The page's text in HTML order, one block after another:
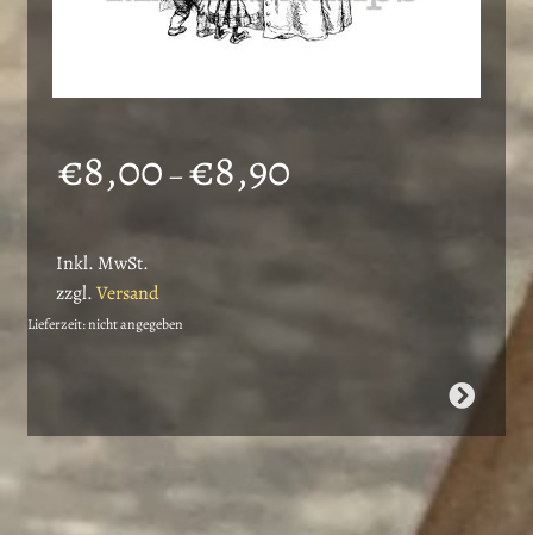
€8,00–€8,90
€8,90
Inkl. MwSt.
zzgl.Versand
Lieferzeit: nicht angegeben
weist
Varianten